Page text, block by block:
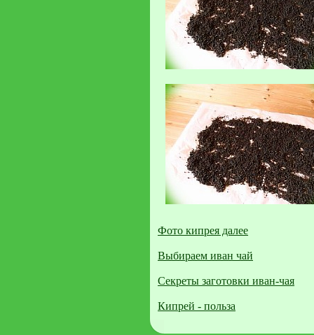
Фото кипрея далее
Выбираем иван чай
Секреты заготовки иван-чая
Кипрей - польза